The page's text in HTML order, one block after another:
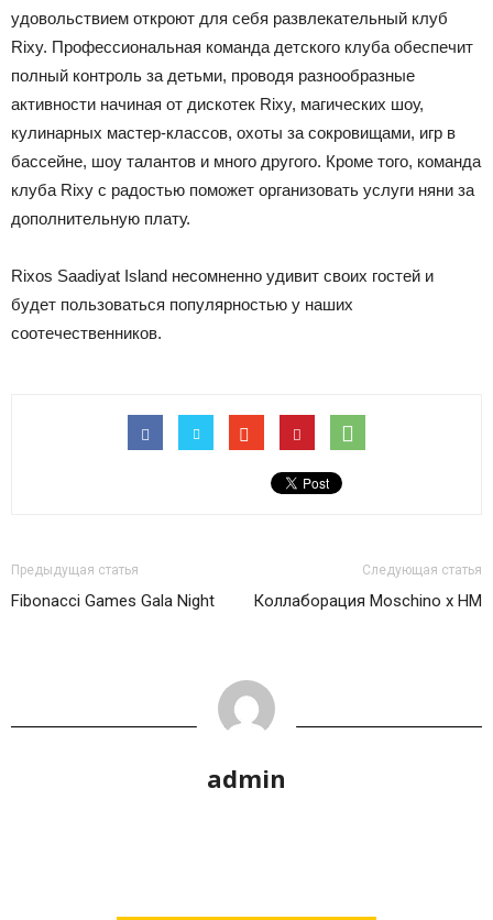
удовольствием откроют для себя развлекательный клуб
Rixy. Профессиональная команда детского клуба обеспечит
полный контроль за детьми, проводя разнообразные
активности начиная от дискотек Rixy, магических шоу,
кулинарных мастер-классов, охоты за сокровищами, игр в
бассейне, шоу талантов и много другого. Кроме того, команда
клуба Rixy с радостью поможет организовать услуги няни за
дополнительную плату.
Rixos Saadiyat Island несомненно удивит своих гостей и
будет пользоваться популярностью у наших
соотечественников.
Предыдущая статья
Fibonacci Games Gala Night
Следующая статья
Коллаборация Moschino x HM
admin